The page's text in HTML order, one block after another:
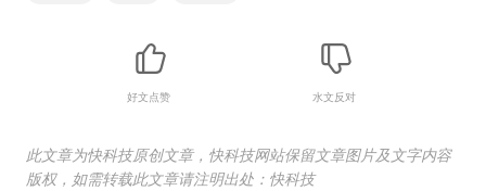
好文点赞 水文反对
此文章为快科技原创文章，快科技网站保留文章图片及文字内容
版权，如需转载此文章请注明出处：快科技